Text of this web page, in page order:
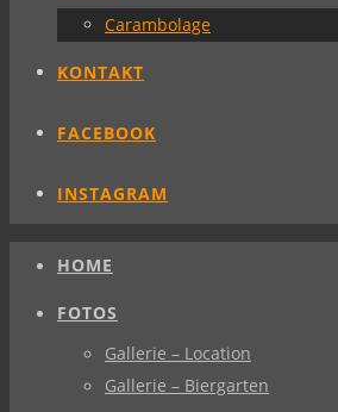
Carambolage
KONTAKT
FACEBOOK
INSTAGRAM
HOME
FOTOS
Gallerie – Location
Gallerie – Biergarten